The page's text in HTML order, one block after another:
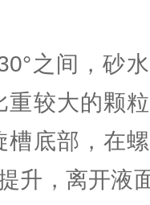
之间，砂
重较大的颗
槽底部，在
升，离开液